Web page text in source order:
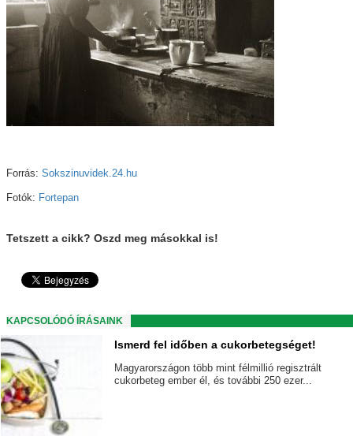
Forrás: Sokszinuvidek.24.hu
Fotók: Fortepan
Tetszett a cikk? Oszd meg másokkal is!
KAPCSOLÓDÓ ÍRÁSAINK
Ismerd fel időben a cukorbetegséget!
Magyarországon több mint félmillió regisztrált
cukorbeteg ember él, és további 250 ezer...